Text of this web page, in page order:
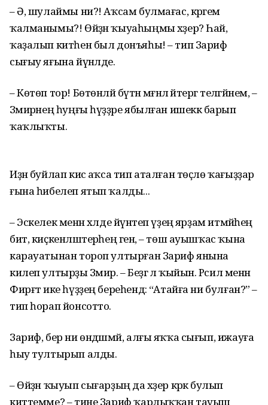
– Ә, шулаймы ни?! Аҡсам бул­мағас, кәрәгем
ҡалманымы?! Өйҙән ҡыуаһыңмы хәҙер? Һай,
ҡаҙалып китһен был донъяһы! – тип Зариф
сығыу яғына йүнәлде.
– Көтөп тор! Бөтөнләй бүтән мәғәнәлә әйтергә теләгәйнем, –
Зәмирәнең һуңғы һүҙҙәре ябылған ишеккә барып
ҡаҡлыҡты.
Иҙән буйлап кисә аҡса тип аталған төҫлө ҡағыҙҙар
ғына һибелеп ятып ҡалды...
– Эскелек менән хәлде йүнәтеп үҙеңә ярҙам итмәйһең
бит, киҫкен­ләштерәһең генә, – төш ауышҡас ҡына
карауатынан тороп ултырған Зариф янына
килеп ултырҙы Зәмирә. – Беҙгә лә ҡыйын. Рәсил менән
Фирғәт ике һүҙҙең бере­һендә: “Атайға ни булған?” –
тип һорап йонсотто.
Зариф, бер ни өндәшмәй, алғы яҡҡа сығып, ижауға
һыу тултырып алды.
– Өйҙән ҡыуып сығарҙың да хәҙер кәрәк булып
киттемме? – тине Зариф ҡарлыҡҡан тауыш